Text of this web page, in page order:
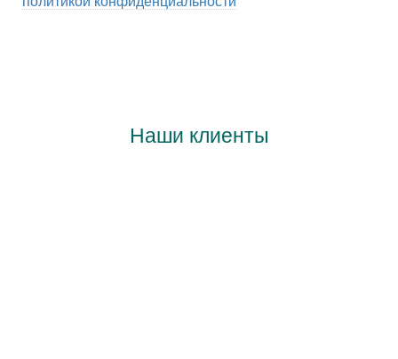
Наши клиенты